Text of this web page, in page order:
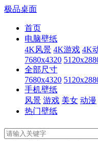
极品桌面
首页
电脑壁纸
4K风景 4K游戏 4K
7680x4320
全部尺寸
7680x4320
手机壁纸
风景 游戏 美女 动漫
热门壁纸